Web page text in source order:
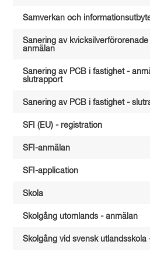
Samverkan och
Sanering av
anmälan
Sanering av PCB i fastighet -
slutrapport
Sanering av PCB i fastighet -
SFI (EU) - registration
SFI-anmälan
SFI-application
Skola
Skolgång utomlands - anmälan
Skolgång vid svensk utlandsskola